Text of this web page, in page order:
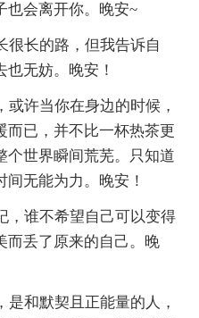
也会离开你。晚安~
很长的路，但我告诉自
无妨。晚安！
许当你在身边的时候，
而已，并不比一杯热茶更
个世界瞬间荒芜。只知道
无能为力。晚安！
，谁不希望自己可以变得
而丢了原来的自己。晚
和默契且正能量的人，